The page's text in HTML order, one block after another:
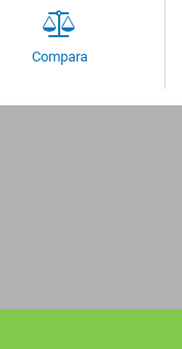
Compara